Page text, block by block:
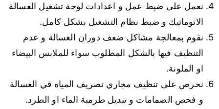
نعمل على ضبط عمل و اعدادات لوحة تشغيل الغسالة
الاتوماتيك و ضبط نظام التشغيل بشكل كامل.
نقوم بمعالجة مشاكل ضعف دوران الغسالة و عدم
التنظيف فيها بالشكل المطلوب سواء للملابس البيضاء
او الملونة.
نحرص على تنظيف مجاري تصريف المياه في الغسالة
و فحص الصمامات و تبديل طرمبة الماء او الطرد.